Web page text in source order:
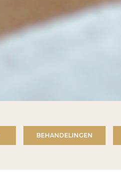
BEHANDELINGEN